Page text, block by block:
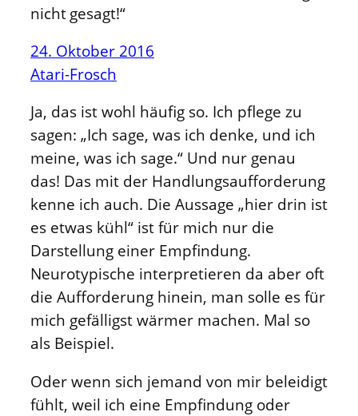
nicht gesagt!“
24. Oktober 2016
Atari-Frosch
Ja, das ist wohl häufig so. Ich pflege zu
sagen: „Ich sage, was ich denke, und ich
meine, was ich sage.“ Und nur genau
das! Das mit der Handlungsaufforderung
kenne ich auch. Die Aussage „hier drin ist
es etwas kühl“ ist für mich nur die
Darstellung einer Empfindung.
Neurotypische interpretieren da aber oft
die Aufforderung hinein, man solle es für
mich gefälligst wärmer machen. Mal so
als Beispiel.
Oder wenn sich jemand von mir beleidigt
fühlt, weil ich eine Empfindung oder